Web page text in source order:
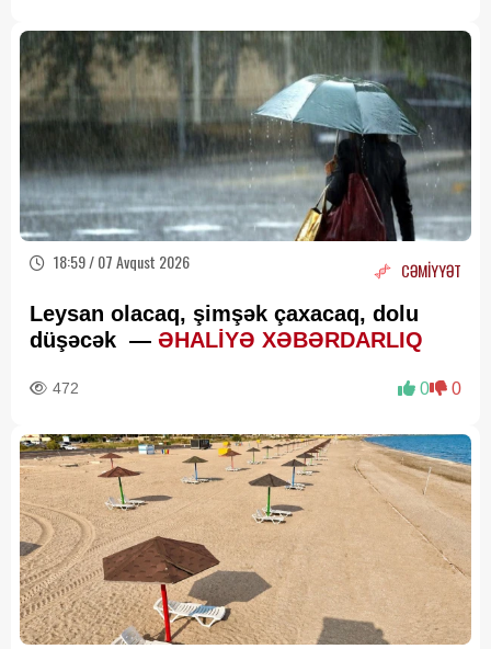
18:59 / 07 Avqust 2026 CƏMİYYƏT
Leysan olacaq, şimşək çaxacaq, dolu
düşəcək — ƏHALİYƏ XƏBƏRDARLIQ
472 0 0